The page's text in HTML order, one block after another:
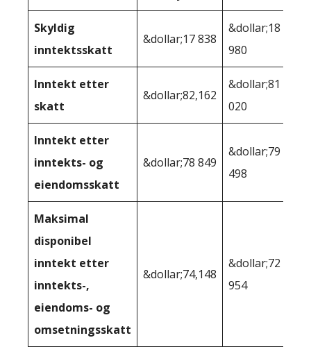
Skyldig
inntektsskatt
&dollar;17 838
&dollar;18
980
Inntekt etter
skatt
&dollar;82,162
&dollar;81
020
Inntekt etter
inntekts- og
eiendomsskatt
&dollar;78 849
&dollar;79
498
Maksimal
disponibel
inntekt etter
inntekts-,
eiendoms- og
omsetningsskatt
&dollar;74,148
&dollar;72
954